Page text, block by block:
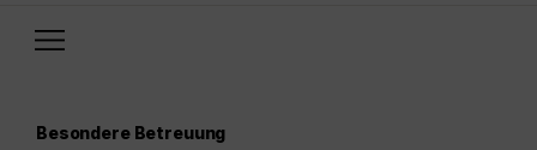
Besondere Betreuung